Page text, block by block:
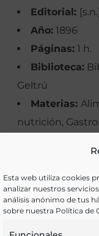
Esta web utiliza cookies
analizar nuestros
análisis anónimo de tus
sobre nuestra Política de
Editorial:
Año: 1896
Páginas: 1 h.
Biblioteca:
Geltrú
Materias:
nutrición,
Idioma: